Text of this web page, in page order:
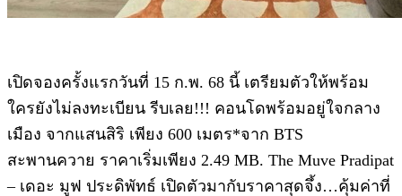
เปิดจองครั้งแรกวันที่ 15 ก.พ. 68 นี้ เตรียมตัวให้พร้อม
ใครยังไม่ลงทะเบียน รีบเลย!!! คอนโดพร้อมอยู่ใจกลาง
เมือง จากแสนสิริ เพียง 600 เมตร*จาก BTS
สะพานควาย ราคาเริ่มเพียง 2.49 MB. The Muve Pradipat
– เดอะ มูฟ ประดิพัทธ์ เปิดตัวมากับราคาสุดจึ้ง…คุ้มค่าที่